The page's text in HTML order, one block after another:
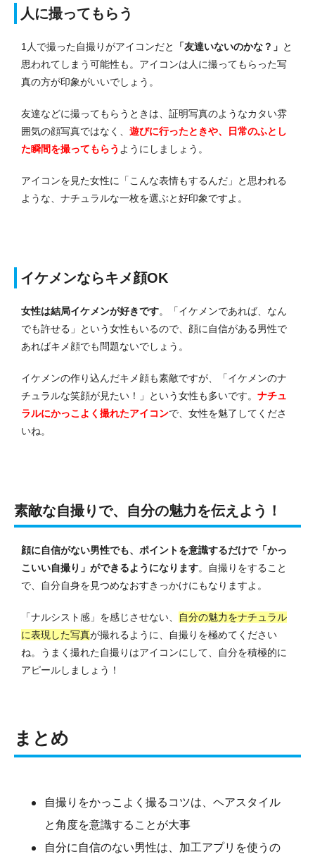
人に撮ってもらう
1人で撮った自撮りがアイコンだと 「友達いないのかな？」 と
思われてしまう可能性も。アイコンは人に撮ってもらった写
真の方が印象がいいでしょう。
友達などに撮ってもらうときは、証明写真のようなカタい雰
囲気の顔写真ではなく、 遊びに行ったときや、日常のふとし
た瞬間を撮ってもらう ようにしましょう。
アイコンを見た女性に「こんな表情もするんだ」と思われる
ような、ナチュラルな一枚を選ぶと好印象ですよ。
イケメンならキメ顔OK
女性は結局イケメンが好きです。「イケメンであれば、なん
でも許せる」という女性もいるので、顔に自信がある男性で
あればキメ顔でも問題ないでしょう。
イケメンの作り込んだキメ顔も素敵ですが、「イケメンのナ
チュラルな笑顔が見たい！」という女性も多いです。 ナチュ
ラルにかっこよく撮れたアイコンで、女性を魅了してくださ
いね。
素敵な自撮りで、自分の魅力を伝えよう！
顔に自信がない男性でも、ポイントを意識するだけで「かっ
こいい自撮り」ができるようになります。自撮りをすること
で、自分自身を見つめなおすきっかけにもなりますよ。
「ナルシスト感」を感じさせない、
自分の魅力をナチュラル
に表現した写真が撮れるように、自撮りを極めてください
ね。うまく撮れた自撮りはアイコンにして、自分を積極的に
アピールしましょう！
まとめ
自撮りをかっこよく撮るコツは、ヘアスタイル
と角度を意識することが大事
自分に自信のない男性は、加工アプリを使うの